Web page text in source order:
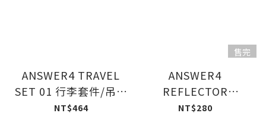
ANSWER4 TRAVEL
SET 01 行李套件/吊牌
＋肩帶
NT$464
售完
ANSWER4
REFLECTOR
"Jumping Rabbit"
NT$280